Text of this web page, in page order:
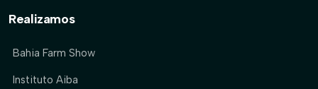
Realizamos
Bahia Farm Show
Instituto Aiba